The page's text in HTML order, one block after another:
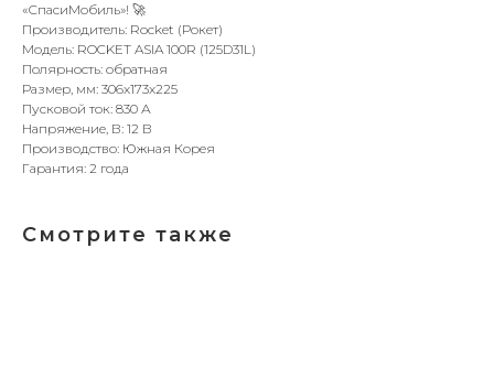
«СпасиМобиль»! 🚀
Производитель: Rocket (Рокет)
Модель: ROCKET ASIA 100R (125D31L)
Полярность: обратная
Размер, мм: 306x173x225
Пусковой ток: 830 А
Напряжение, В: 12 В
Производство: Южная Корея
Гарантия: 2 года
Смотрите также